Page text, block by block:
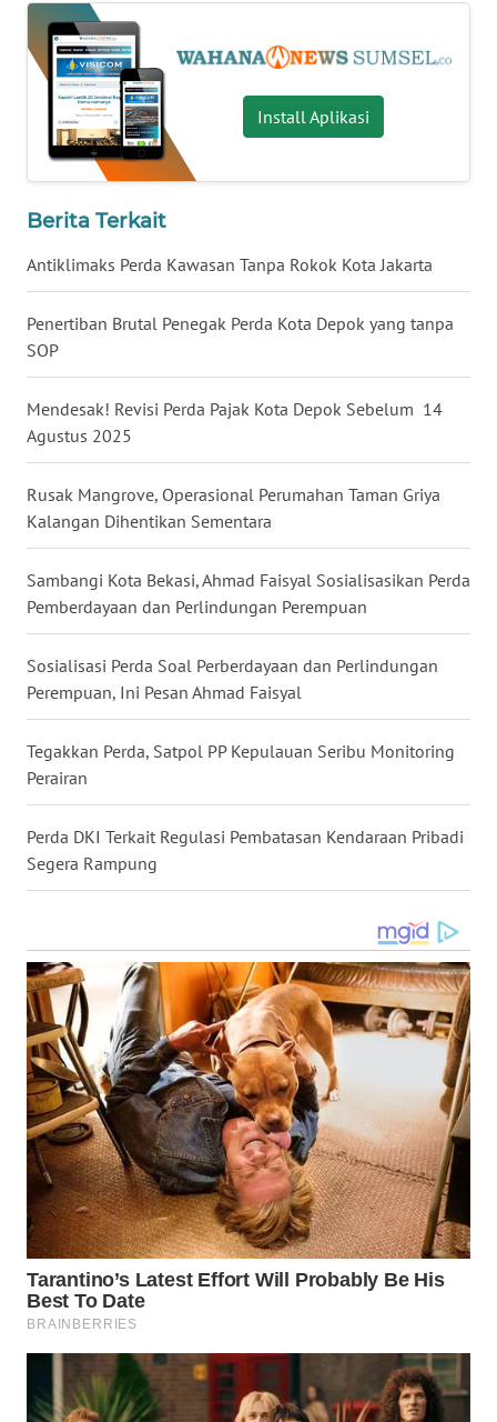
Install Aplikasi
Berita Terkait
Antiklimaks Perda Kawasan Tanpa Rokok Kota Jakarta
Penertiban Brutal Penegak Perda Kota Depok yang tanpa
SOP
Mendesak! Revisi Perda Pajak Kota Depok Sebelum 14
Agustus 2025
Rusak Mangrove, Operasional Perumahan Taman Griya
Kalangan Dihentikan Sementara
Sambangi Kota Bekasi, Ahmad Faisyal Sosialisasikan Perda
Pemberdayaan dan Perlindungan Perempuan
Sosialisasi Perda Soal Perberdayaan dan Perlindungan
Perempuan, Ini Pesan Ahmad Faisyal
Tegakkan Perda, Satpol PP Kepulauan Seribu Monitoring
Perairan
Perda DKI Terkait Regulasi Pembatasan Kendaraan Pribadi
Segera Rampung
WN
NUSANTARA
WN
JOGJA
WN
WN
BALI
WN
KALBAR
WN
WN
WN
SULSEL
WN
GORONTALO
WN
SULUT
WN
MALUKU
WN
MALUT
WN
DAIRI
WN
DANAU
TOBA
WN
NIAS